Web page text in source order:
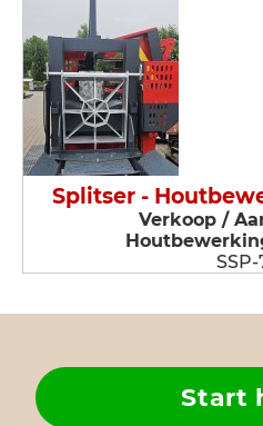
Splitser -
Verkoop /
Start